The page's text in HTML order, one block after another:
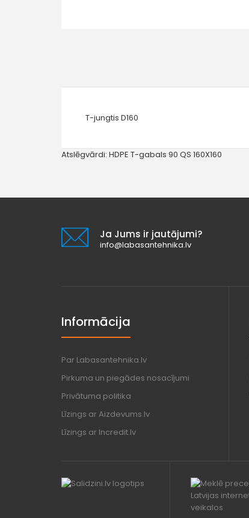
T-jungtis D160
Atslēgvārdi: HDPE T-gabals 90 QS 160X160
Ja Jums ir jautājumi?
info@labasantehnika.lv
Informācija
Par Labasantehnika.lv
Pirkuma un piegādes nosacījumi
Privātuma politika
Līzings ar Aizdevums.lv
Līzings ar Incredit.lv